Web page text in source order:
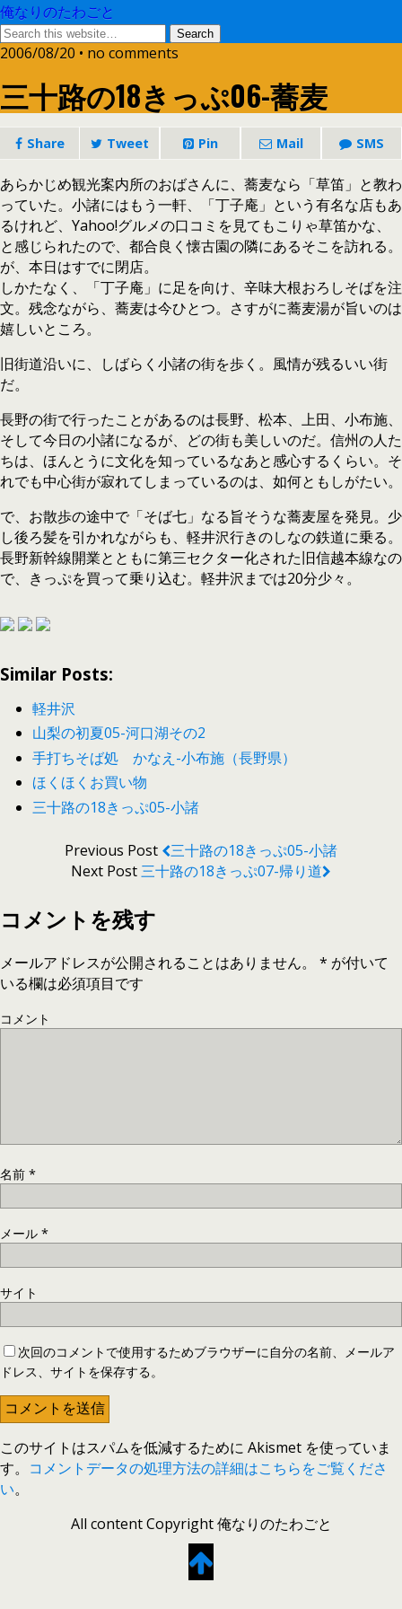
俺なりのたわごと
2006/08/20 • no comments
三十路の18きっぷ06-蕎麦
Share Tweet Pin Mail SMS
あらかじめ観光案内所のおばさんに、蕎麦なら「草笛」と教わ
っていた。小諸にはもう一軒、「丁子庵」という有名な店もあ
るけれど、Yahoo!グルメの口コミを見てもこりゃ草笛かな、
と感じられたので、都合良く懐古園の隣にあるそこを訪れる。
が、本日はすでに閉店。
しかたなく、「丁子庵」に足を向け、辛味大根おろしそばを注
文。残念ながら、蕎麦は今ひとつ。さすがに蕎麦湯が旨いのは
嬉しいところ。
旧街道沿いに、しばらく小諸の街を歩く。風情が残るいい街
だ。
長野の街で行ったことがあるのは長野、松本、上田、小布施、
そして今日の小諸になるが、どの街も美しいのだ。信州の人た
ちは、ほんとうに文化を知っているなあと感心するくらい。そ
れでも中心街が寂れてしまっているのは、如何ともしがたい。
で、お散歩の途中で「そば七」なる旨そうな蕎麦屋を発見。少
し後ろ髪を引かれながらも、軽井沢行きのしなの鉄道に乗る。
長野新幹線開業とともに第三セクター化された旧信越本線なの
で、きっぷを買って乗り込む。軽井沢までは20分少々。
Similar Posts:
軽井沢
山梨の初夏05-河口湖その2
手打ちそば処 かなえ-小布施（長野県）
ほくほくお買い物
三十路の18きっぷ05-小諸
Previous Post
三十路の18きっぷ05-小諸
Next Post三十路の18きっぷ07-帰り道
コメントを残す
メールアドレスが公開されることはありません。 * が付いて
いる欄は必須項目です
コメント
名前 *
メール *
サイト
次回のコメントで使用するためブラウザーに自分の名前、メールア
ドレス、サイトを保存する。
このサイトはスパムを低減するために Akismet を使っていま
す。 コメントデータの処理方法の詳細はこちらをご覧くださ
い。
All content Copyright 俺なりのたわごと